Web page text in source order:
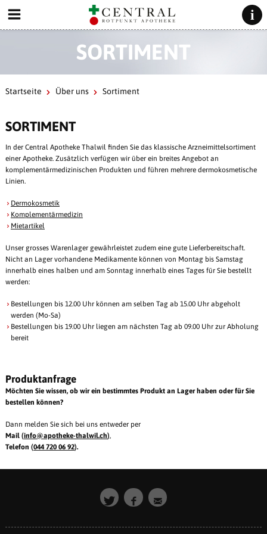
SORTIMENT
Startseite Über uns Sortiment
SORTIMENT
In der Central Apotheke Thalwil finden Sie das klassische Arzneimittelsortiment
einer Apotheke. Zusätzlich verfügen wir über ein breites Angebot an
komplementärmedizinischen Produkten und führen mehrere dermokosmetische
Linien.
Dermokosmetik
Komplementärmedizin
Mietartikel
Unser grosses Warenlager gewährleistet zudem eine gute Lieferbereitschaft.
Nicht an Lager vorhandene Medikamente können von Montag bis Samstag
innerhalb eines halben und am Sonntag innerhalb eines Tages für Sie bestellt
werden:
Bestellungen bis 12.00 Uhr können am selben Tag ab 15.00 Uhr abgeholt
werden (Mo-Sa)
Bestellungen bis 19.00 Uhr liegen am nächsten Tag ab 09.00 Uhr zur Abholung
bereit
Produktanfrage
Möchten Sie wissen, ob wir ein bestimmtes Produkt an Lager haben oder für Sie
bestellen können?
Dann melden Sie sich bei uns entweder per
Mail (info@apotheke-thalwil.ch),
Telefon (044 720 06 92).